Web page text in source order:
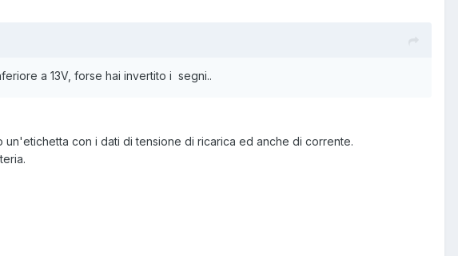
a 13V, forse hai invertito i segni..
con i dati di tensione di ricarica ed anche di corrente.